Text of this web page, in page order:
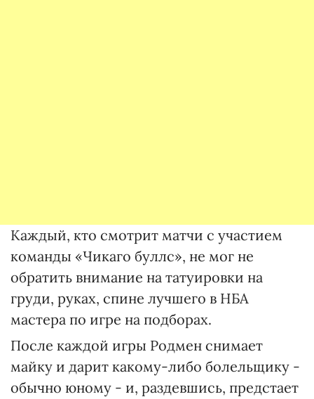
Каждый, кто смотрит матчи с участием
команды «Чикаго буллс», не мог не
обратить внимание на татуировки на
груди, руках, спине лучшего в НБА
мастера по игре на подборах.
После каждой игры Родмен снимает
майку и дарит какому-либо болельщику -
обычно юному - и, раздевшись, предстает